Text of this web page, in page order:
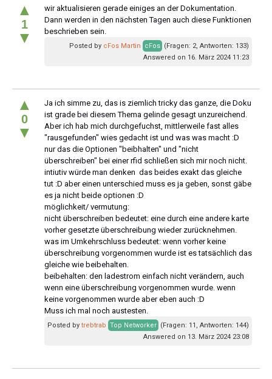
▲
1
▼
wir aktualisieren gerade einiges an der Dokumentation.
Dann werden in den nächsten Tagen auch diese Funktionen
beschrieben sein.
Posted by cFos Martin cFos (Fragen: 2, Antworten: 133)
Answered on 16. März 2024 11:23
▲
0
▼
Ja ich simme zu, das is ziemlich tricky das ganze, die Doku
ist grade bei diesem Thema gelinde gesagt unzureichend.
Aber ich hab mich durchgefuchst, mittlerweile fast alles
"rausgefunden" wies gedacht ist und was was macht :D
nur das die Optionen "beibhalten" und "nicht
überschreiben" bei einer rfid schließen sich mir noch nicht.
intiutiv würde man denken das beides exakt das gleiche
tut :D aber einen unterschied muss es ja geben, sonst gäbe
es ja nicht beide optionen :D
möglichkeit/ vermutung:
nicht überschreiben bedeutet: eine durch eine andere karte
vorher gesetzte überschreibung wieder zurücknehmen.
was im Umkehrschluss bedeutet: wenn vorher keine
überschreibung vorgenommen wurde ist es tatsächlich das
gleiche wie beibehalten.
beibehalten: den ladestrom einfach nicht verändern, auch
wenn eine überschreibung vorgenommen wurde. wenn
keine vorgenommen wurde aber eben auch :D
Muss ich mal noch austesten.
Posted by trebtrab Top Networker (Fragen: 11, Antworten: 144)
Answered on 13. März 2024 23:08